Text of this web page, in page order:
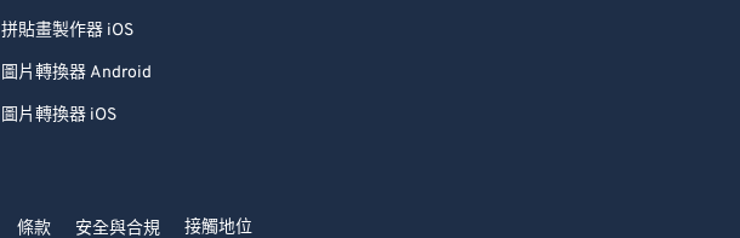
拼貼畫製作器 iOS
圖片轉換器 Android
圖片轉換器 iOS
條款 安全與合規 接觸地位